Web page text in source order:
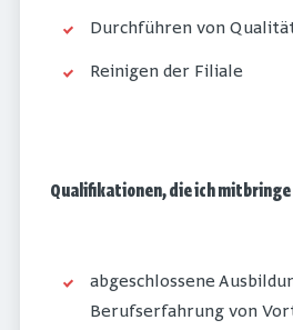
Durchführen von
Reinigen der Filiale
Qualifikationen, die ich mitbringe
abgeschlossene
Berufserfahrung von